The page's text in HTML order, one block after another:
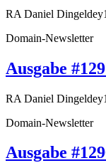
RA Daniel Dingeldey
Domain-Newsletter
Ausgabe
RA Daniel Dingeldey
Domain-Newsletter
Ausgabe